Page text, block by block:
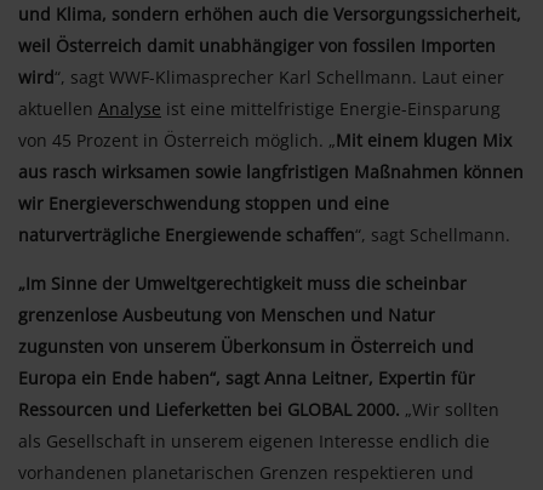
und Klima, sondern erhöhen auch die Versorgungssicherheit,
weil Österreich damit unabhängiger von fossilen Importen
wird“, sagt WWF-Klimasprecher Karl Schellmann. Laut einer
aktuellen Analyse ist eine mittelfristige Energie-Einsparung
von 45 Prozent in Österreich möglich. „Mit einem klugen Mix
aus rasch wirksamen sowie langfristigen Maßnahmen können
wir Energieverschwendung stoppen und eine
naturverträgliche Energiewende schaffen“, sagt Schellmann.
„Im Sinne der Umweltgerechtigkeit muss die scheinbar
grenzenlose Ausbeutung von Menschen und Natur
zugunsten von unserem Überkonsum in Österreich und
Europa ein Ende haben“, sagt Anna Leitner, Expertin für
Ressourcen und Lieferketten bei GLOBAL 2000. „Wir sollten
als Gesellschaft in unserem eigenen Interesse endlich die
vorhandenen planetarischen Grenzen respektieren und